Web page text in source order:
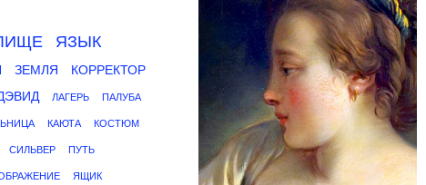
ЯЗЫК
ЗЕМЛЯ
КОРРЕКТОР
ЛАГЕРЬ ПАЛУБА
КАЮТА КОСТЮМ
СИЛЬВЕР ПУТЬ
ЯЩИК